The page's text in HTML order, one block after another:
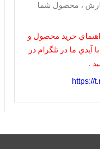
، محصول شما
خريد محصول و
ما در تلگرام در
.
https://